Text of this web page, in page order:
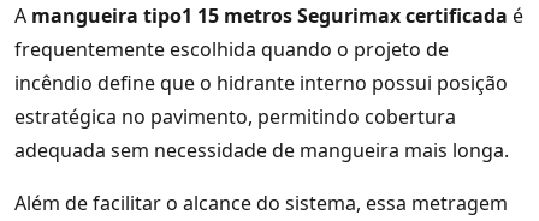
A mangueira tipo1 15 metros Segurimax certificada é
frequentemente escolhida quando o projeto de
incêndio define que o hidrante interno possui posição
estratégica no pavimento, permitindo cobertura
adequada sem necessidade de mangueira mais longa.
Além de facilitar o alcance do sistema, essa metragem